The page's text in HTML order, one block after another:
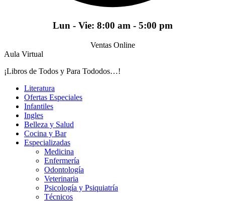
Lun - Vie: 8:00 am - 5:00 pm
Ventas Online
Aula Virtual
¡Libros de Todos y Para Tododos…!
Literatura
Ofertas Especiales
Infantiles
Ingles
Belleza y Salud
Cocina y Bar
Especializadas
Medicina
Enfermería
Odontología
Veterinaria
Psicología y Psiquiatría
Técnicos